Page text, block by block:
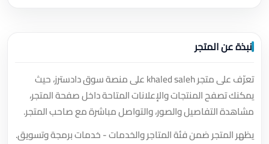
نبذة عن المتجر
تعرّف على متجر khaled saleh على منصة سوق دادسترز، حيث
يمكنك تصفح المنتجات والإعلانات المتاحة داخل صفحة المتجر،
مشاهدة التفاصيل والصور، والتواصل مباشرة مع صاحب المتجر.
يظهر المتجر ضمن فئة المتاجر والخدمات - خدمات برمجة وتسويق.